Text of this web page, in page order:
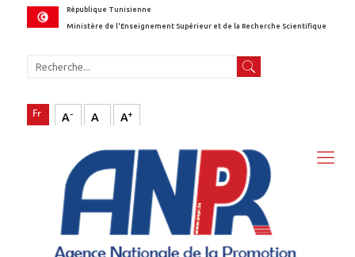
République Tunisienne
Ministère de l'Enseignement Supérieur et de la Recherche Scientifique
A- A A+